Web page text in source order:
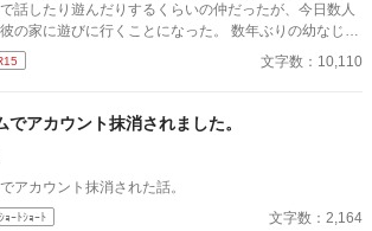
話したり遊んだりするくらいの仲だったが、今日数人
の家に遊びに行くことになった。 数年ぶりの幼なじみ
しんでいる中、いつの間にか友人たちは帰っており、
2人きりに。 そこで俺は彼の部屋であるものを見つけ
文字数：10,110
でアカウント抹消されました。
アカウント抹消された話。
ｼｮｰﾄｼｮｰﾄ 文字数：2,164